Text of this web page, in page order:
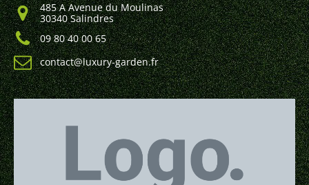
485 A Avenue du Moulinas
30340 Salindres
09 80 40 00 65
contact@luxury-garden.fr